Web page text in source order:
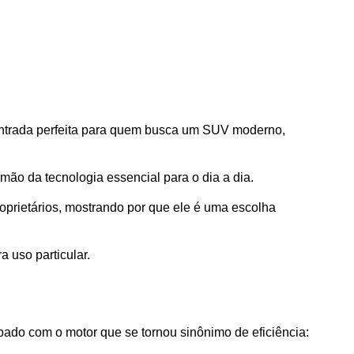
perfeita para quem busca um SUV moderno,
da tecnologia essencial para o dia a dia.
mostrando por que ele é uma escolha
uso particular.
com o motor que se tornou sinônimo de eficiência: